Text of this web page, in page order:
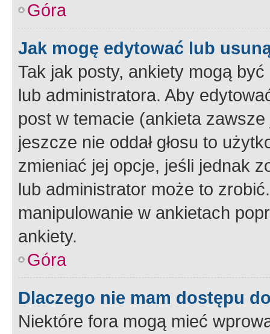
Góra
Jak mogę edytować lub
Tak jak posty, ankiety mogą
lub administratora. Aby
post w temacie (ankieta
jeszcze nie oddał głosu to
zmieniać jej opcje, jeśli jednak
lub administrator może to
manipulowanie w ankietach
ankiety.
Góra
Dlaczego nie mam dostępu
Niektóre fora mogą mieć